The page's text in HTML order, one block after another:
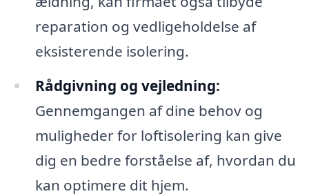
reparation og vedligeholdelse af
eksisterende isolering.
Rådgivning og vejledning:
Gennemgangen af dine behov og
muligheder for loftisolering kan give
dig en bedre forståelse af, hvordan du
kan optimere dit hjem.